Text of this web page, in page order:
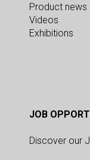
Product news
Videos
Exhibitions
JOB
Discover our